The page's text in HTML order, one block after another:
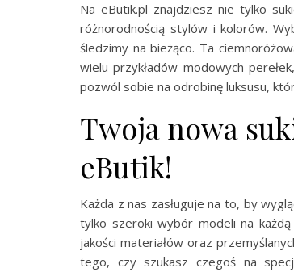
Na eButik.pl znajdziesz nie tylko
różnorodnością stylów i kolorów.
śledzimy na bieżąco. Ta
wielu przykładów modowych
pozwól sobie na odrobinę luksusu,
Twoja nowa
eButik!
Każda z nas zasługuje na to, by
tylko szeroki wybór modeli na
jakości materiałów oraz
tego, czy szukasz czegoś na